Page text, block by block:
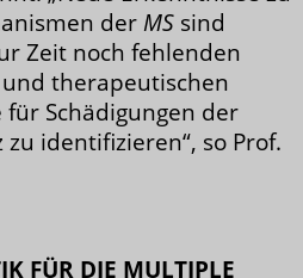
der MS sind
Zeit noch fehlenden
therapeutischen
Schädigungen der
identifizieren“, so Prof.
FÜR DIE MULTIPLE